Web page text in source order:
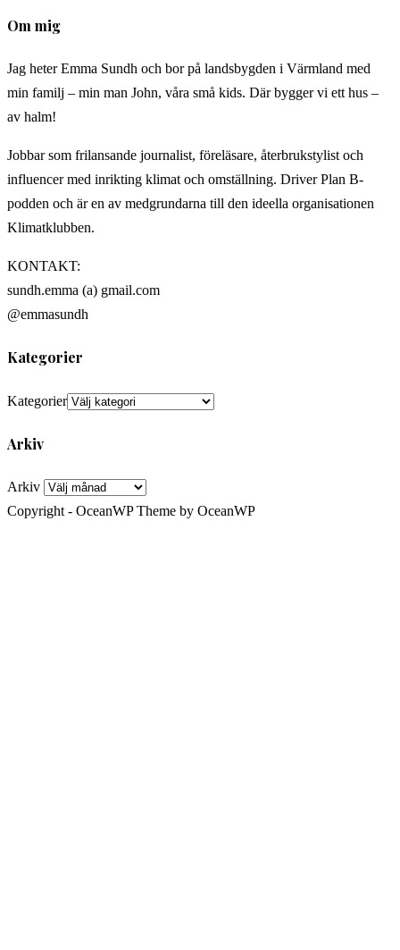
Om mig
Jag heter Emma Sundh och bor på landsbygden i Värmland med
min familj – min man John, våra små kids. Där bygger vi ett hus –
av halm!
Jobbar som frilansande journalist, föreläsare, återbrukstylist och
influencer med inrikting klimat och omställning. Driver Plan B-
podden och är en av medgrundarna till den ideella organisationen
Klimatklubben.
KONTAKT:
sundh.emma (a) gmail.com
@emmasundh
Kategorier
Kategorier
Arkiv
Arkiv
Copyright - OceanWP Theme by OceanWP